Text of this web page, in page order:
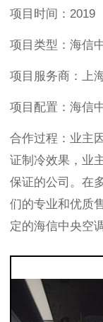
项目时间：2019
项目类型： 海信
项目服务商：上
项目配置：海信
合作过程：业主
证制冷效果，业
保证的公司。在
们的专业和优质
定的海信中央空